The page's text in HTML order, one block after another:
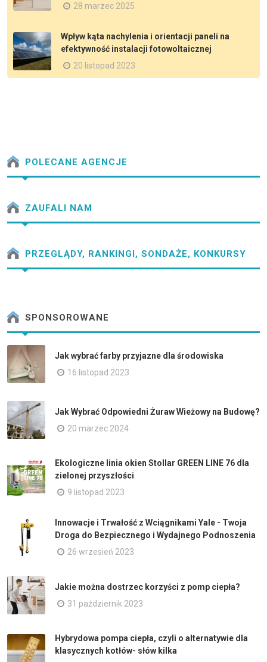
28 marzec 2025
Wpływ kąta nachylenia i orientacji paneli na
efektywność instalacji fotowoltaicznej
20 listopad 2023
POLECANE AGENCJE
ZAUFALI NAM
PRZEGLĄDY, RANKINGI, SONDAŻE, KONKURSY
SPONSOROWANE
Jak wybrać farby przyjazne dla środowiska
16 listopad 2023
Jak Wybrać Odpowiedni Żuraw Wieżowy na Budowę?
20 marzec 2024
Ekologiczne linia okien Stollar GREEN LINE 76 dla
zielonej przyszłości
9 listopad 2023
Innowacje i Trwałość z Wciągnikami Yale - Twoja
Droga do Bezpiecznego i Wydajnego Podnoszenia
26 wrzesień 2023
Jakie można dostrzec korzyści z pomp ciepła?
31 październik 2023
Hybrydowa pompa ciepła, czyli o alternatywie dla
klasycznych kotłów- słów kilka